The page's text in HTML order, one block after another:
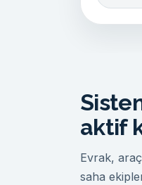
aktif
Evrak,
saha